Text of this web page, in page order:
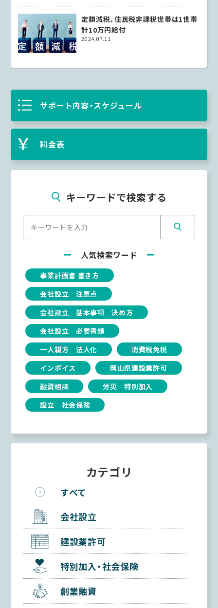
定額減税、住民税非課税世帯は1世帯
計10万円給付
2024.07.11
サポート内容・スケジュール
料金表
キーワードで検索する
人気検索ワード
事業計画書 書き方
会社設立 注意点
会社設立 基本事項 決め方
会社設立 必要書類
一人親方 法人化
消費税免税
インボイス
岡山県建設業許可
融資相談
労災 特別加入
設立 社会保険
カテゴリ
すべて
会社設立
建設業許可
特別加入・社会保険
創業融資